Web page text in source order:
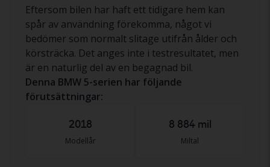
Eftersom bilen har haft ett tidigare hem kan
spår av användning förekomma, något vi
bedömer som normalt slitage utifrån ålder och
körsträcka. Det anges inte i testresultatet, men
är en naturlig del av en begagnad bil.
Denna BMW 5-serien har följande
förutsättningar:
2018
Modellår
8 884 mil
Miltal